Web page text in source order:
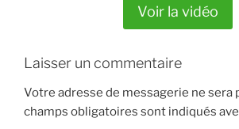
Voir la vidéo
Laisser un commentaire
Votre adresse de messagerie ne sera
champs obligatoires sont indiqués